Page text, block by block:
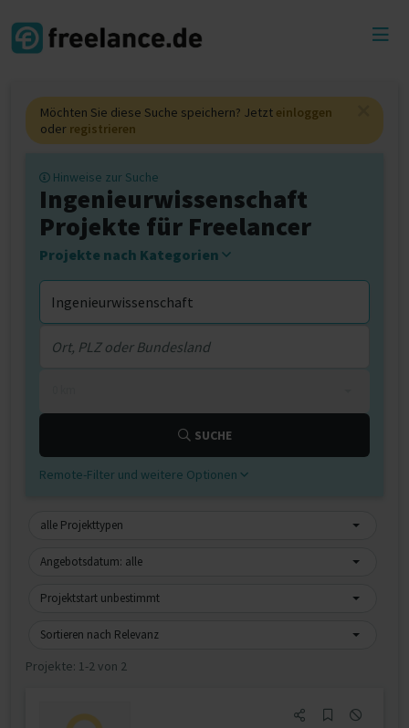
Möchten Sie diese Suche speichern? Jetzt einloggen
oder registrieren
Hinweise zur Suche
Ingenieurwissenschaft
Projekte für Freelancer
Projekte nach Kategorien
SUCHE
Remote-Filter und weitere Optionen
alle Projekttypen
Angebotsdatum: alle
Projektstart unbestimmt
Sortieren nach Relevanz
Projekte: 1-2 von 2